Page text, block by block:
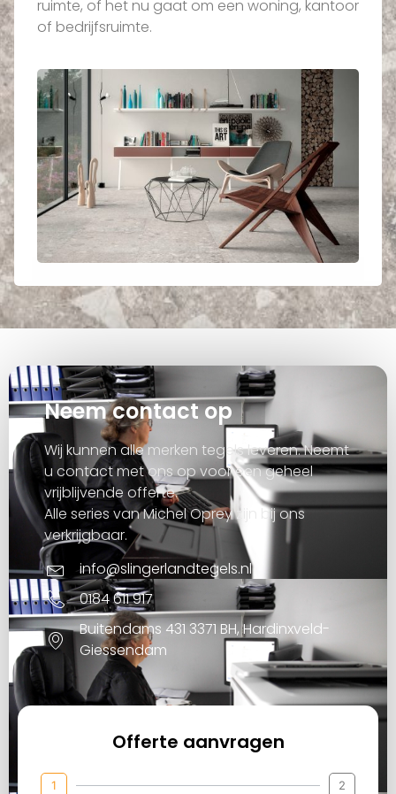
ruimte, of het nu gaat om een woning, kantoor
of bedrijfsruimte.
Neem contact op
Wij kunnen alle merken tegels leveren. Neemt
u contact met ons op voor een geheel
vrijblijvende offerte.
Alle series van Michel Oprey zijn bij ons
verkrijgbaar.
info@slingerlandtegels.nl
0184 611 917
Buitendams 431 3371 BH, Hardinxveld-
Giessendam
Offerte aanvragen
1 2